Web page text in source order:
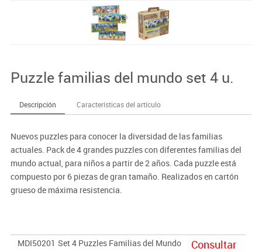
Puzzle familias del mundo set 4 u.
Descripción Características del artículo
Nuevos puzzles para conocer la diversidad de las familias
actuales. Pack de 4 grandes puzzles con diferentes familias del
mundo actual, para niños a partir de 2 años. Cada puzzle está
compuesto por 6 piezas de gran tamaño. Realizados en cartón
grueso de máxima resistencia.
MDI50201 Set 4 Puzzles Familias del Mundo
Consultar